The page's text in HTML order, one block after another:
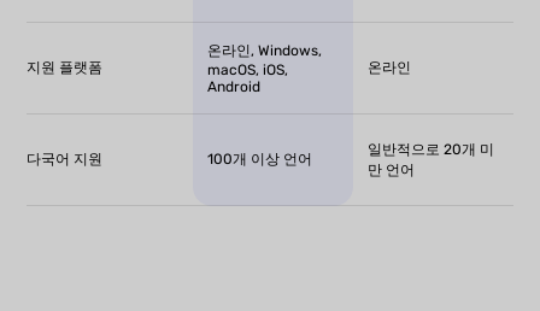
지원 플랫폼
온라인, Windows,
macOS, iOS,
Android
온라인
다국어 지원 100개 이상 언어
일반적으로 20개 미
만 언어